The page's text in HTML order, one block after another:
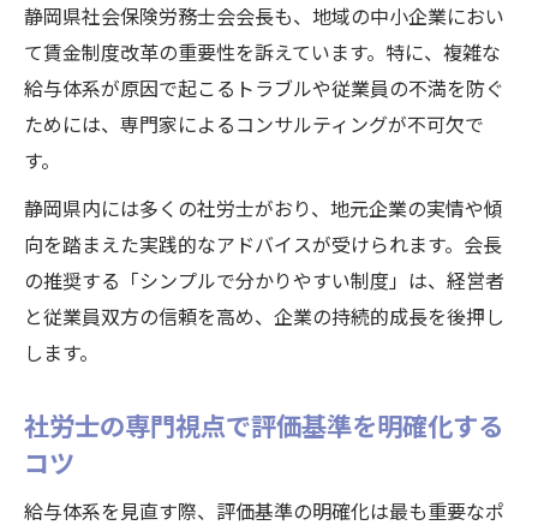
静岡県社会保険労務士会会長も、地域の中小企業におい
て賃金制度改革の重要性を訴えています。特に、複雑な
給与体系が原因で起こるトラブルや従業員の不満を防ぐ
ためには、専門家によるコンサルティングが不可欠で
す。
静岡県内には多くの社労士がおり、地元企業の実情や傾
向を踏まえた実践的なアドバイスが受けられます。会長
の推奨する「シンプルで分かりやすい制度」は、経営者
と従業員双方の信頼を高め、企業の持続的成長を後押し
します。
社労士の専門視点で評価基準を明確化する
コツ
給与体系を見直す際、評価基準の明確化は最も重要なポ